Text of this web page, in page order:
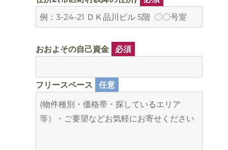
おおよその自己資金 必須
フリースペース 任意